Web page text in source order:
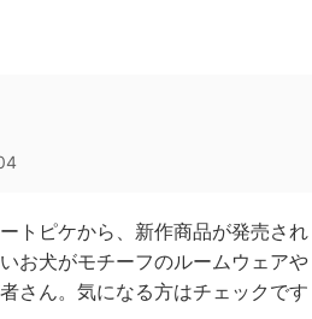
トピケから、新作商品が発売され
お犬がモチーフのルームウェアや
さん。気になる方はチェックです